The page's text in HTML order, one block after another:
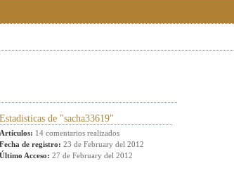
Estadisticas de "sacha33619"
Artículos: 14 comentarios realizados
Fecha de registro: 23 de February del 2012
Último Acceso: 27 de February del 2012